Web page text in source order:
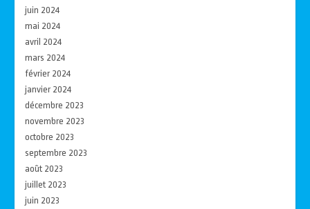
juin 2024
mai 2024
avril 2024
mars 2024
février 2024
janvier 2024
décembre 2023
novembre 2023
octobre 2023
septembre 2023
août 2023
juillet 2023
juin 2023